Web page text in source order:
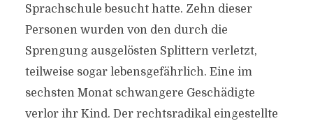
Sprachschule besucht hatte. Zehn dieser
Personen wurden von den durch die
Sprengung ausgelösten Splittern verletzt,
teilweise sogar lebensgefährlich. Eine im
sechsten Monat schwangere Geschädigte
verlor ihr Kind. Der rechtsradikal eingestellte